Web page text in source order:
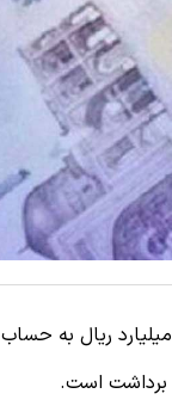
از سازمان هدفمندسازی یارانه‌ها، یارانه مرحله ۱۷۲ به مبلغ ۱۴۸ هزار و ۹۱۰ میلیارد ریال به حساب